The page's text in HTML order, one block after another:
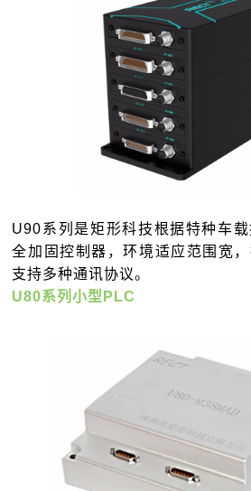
U90系列是矩形科技根据特种车
全加固控制器，环境适应范围宽，
支持多种通讯协议。
U80系列小型PLC